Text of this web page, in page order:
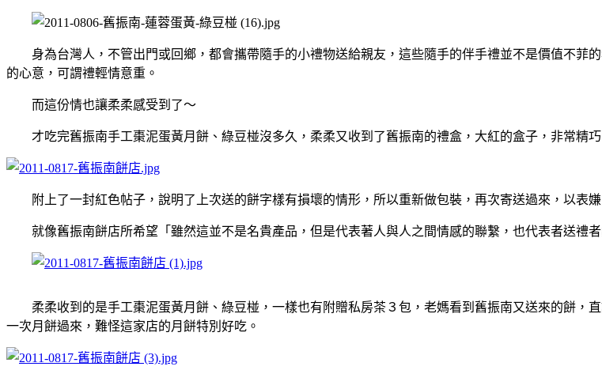
身為台灣人，不管出門或回鄉，都會攜帶隨手的小禮物送給親友，這些隨手的伴手禮並不是價值不菲
的心意，可謂禮輕情意重。
而這份情也讓柔柔感受到了～
才吃完舊振南手工棗泥蛋黃月餅、綠豆椪沒多久，柔柔又收到了舊振南的禮盒，大紅的盒子，非常精巧
附上了一封紅色帖子，說明了上次送的餅字樣有損壞的情形，所以重新做包裝，再次寄送過來，以表嫌
就像舊振南餅店所希望「雖然這並不是名貴產品，但是代表著人與人之間情感的聯繫，也代表者送禮者
柔柔收到的是手工棗泥蛋黃月餅、綠豆椪，一樣也有附贈私房茶３包，老媽看到舊振南又送來的餅，
一次月餅過來，難怪這家店的月餅特別好吃。